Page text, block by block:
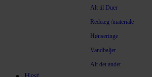
Alt til Duer
Redeæg /materiale
Hønseringe
Vandbaljer
Alt det andet